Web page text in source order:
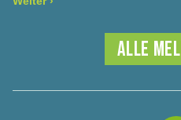
ALLE